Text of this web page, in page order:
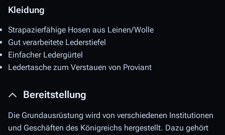
Kleidung
Strapazierfähige Hosen aus Leinen/Wolle
Gut verarbeitete Lederstiefel
Einfacher Ledergürtel
Ledertasche zum Verstauen von Proviant
Bereitstellung
Die Grundausrüstung wird von verschiedenen Institutionen
und Geschäften des Königreichs hergestellt. Dazu gehört